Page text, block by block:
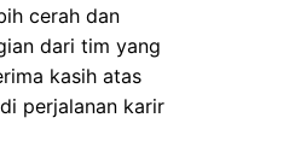
cerah dan
dari tim yang
kasih atas
perjalanan karir